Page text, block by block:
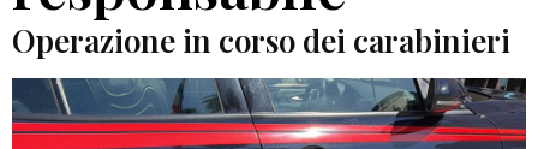
Operazione in corso dei carabinieri